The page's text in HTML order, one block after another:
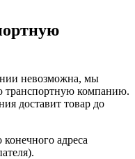
невозможна, мы
транспортную компанию.
доставит товар до
адреса